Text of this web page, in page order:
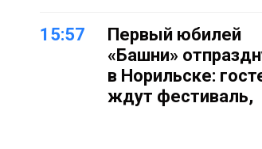
15:57
Первый юбилей
«Башни»
в Норильске:
ждут фестиваль,